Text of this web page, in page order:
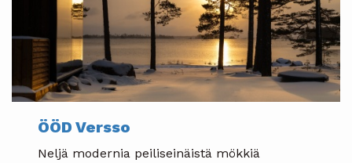
ÖÖD Versso
Neljä modernia peiliseinäistä mökkiä